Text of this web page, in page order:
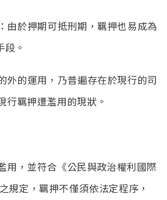
由於押期可抵刑期，羈押也易成為
段。
外的運用，乃普遍存在於現行的司
行羈押遭濫用的現狀。
用，並符合《公民與政治權利國際
規定，羈押不僅須依法定程序，